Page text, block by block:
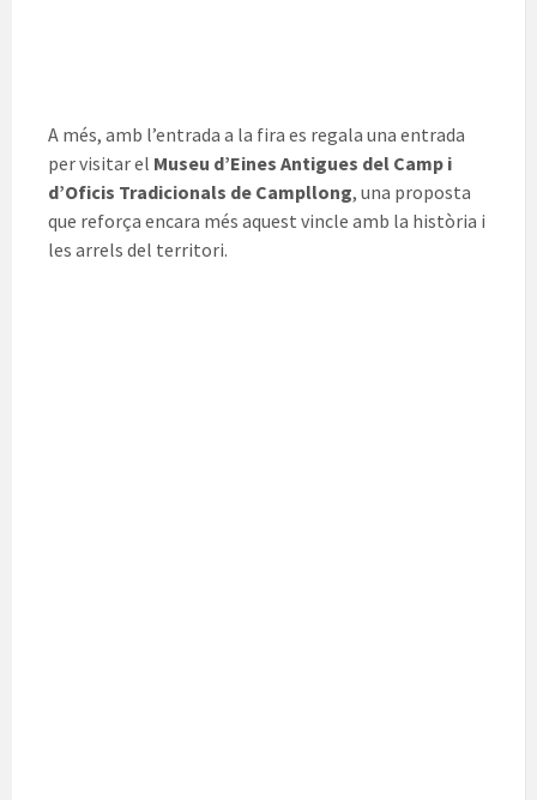
A més, amb l’entrada a la fira es regala una entrada
per visitar el Museu d’Eines Antigues del Camp i
d’Oficis Tradicionals de Campllong, una proposta
que reforça encara més aquest vincle amb la història i
les arrels del territori.